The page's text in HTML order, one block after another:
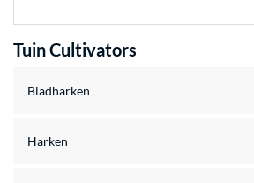
Tuin Cultivators
Bladharken
Harken